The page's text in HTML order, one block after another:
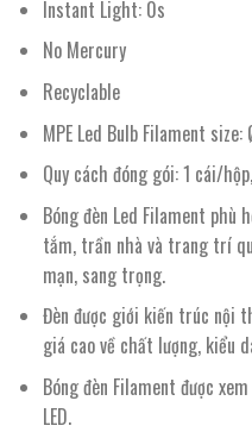
Instant Light: 0s
No Mercury
Recyclable
MPE Led Bulb Filament
Quy cách đóng gói: 1 cái/
Bóng đèn Led Filament phù
tắm, trần nhà và trang trí
mạn, sang trọng.
Đèn được giới kiến trúc nội
giá cao về chất lượng, kiểu
Bóng đèn Filament được
LED.